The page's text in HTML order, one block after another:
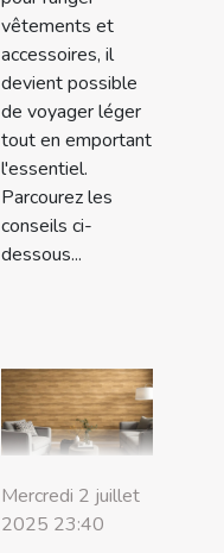
vêtements et
accessoires, il
devient possible
de voyager léger
tout en emportant
l'essentiel.
Parcourez les
conseils ci-
dessous...
Mercredi 2 juillet
2025 23:40